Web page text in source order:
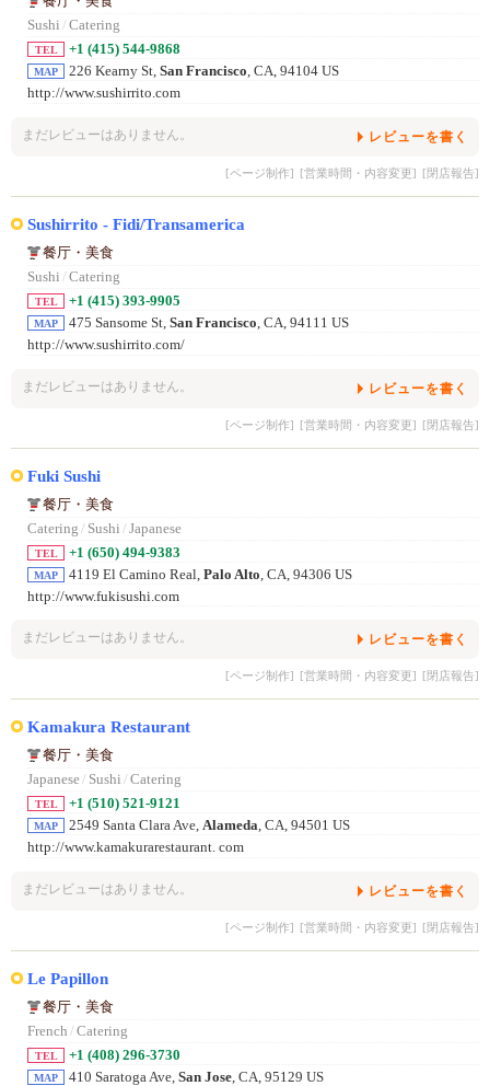
Sushi / Catering
TEL +1 (415) 544-9868
MAP 226 Kearny St, San Francisco, CA, 94104 US
http://www.sushirrito.com
まだレビューはありません。 レビューを書く
[ページ制作] [営業時間・内容変更] [閉店報告]
Sushirrito - Fidi/Transamerica
餐厅・美食
Sushi / Catering
TEL +1 (415) 393-9905
MAP 475 Sansome St, San Francisco, CA, 94111 US
http://www.sushirrito.com/
まだレビューはありません。 レビューを書く
[ページ制作] [営業時間・内容変更] [閉店報告]
Fuki Sushi
餐厅・美食
Catering / Sushi / Japanese
TEL +1 (650) 494-9383
MAP 4119 El Camino Real, Palo Alto , CA, 94306 US
http://www.fukisushi.com
まだレビューはありません。 レビューを書く
[ページ制作] [営業時間・内容変更] [閉店報告]
Kamakura Restaurant
餐厅・美食
Japanese/ Sushi / Catering
TEL +1 (510) 521-9121
MAP 2549 Santa Clara Ave, Alameda, CA, 94501 US
http://www.kamakurarestaurant. com
まだレビューはありません。 レビューを書く
[ページ制作] [営業時間・内容変更] [閉店報告]
Le Papillon
餐厅・美食
French / Catering
TEL +1 (408) 296-3730
MAP 410 Saratoga Ave, San Jose , CA, 95129 US